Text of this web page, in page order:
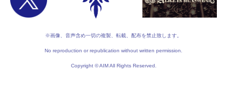
※画像、音声含め一切の複製、転載、配布を禁止致します。
No reproduction or republication without written permission.
Copyright © AIM All Rights Reserved.